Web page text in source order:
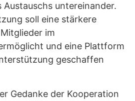
Austauschs untereinander.
soll eine stärkere
im
und eine Plattform
geschaffen
Gedanke der Kooperation